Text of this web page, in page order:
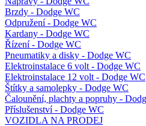
Brzdy - Dodge WC
Odpružení - Dodge WC
Kardany - Dodge WC
Řízení - Dodge WC
Pneumatiky a disky - Dodge WC
Elektroinstalace 6 volt - Dodge WC
Elektroinstalace 12 volt - Dodge WC
Štítky a samolepky - Dodge WC
Čalounění, plachty a popruhy -
Příslušenství - Dodge WC
VOZIDLA NA PRODEJ